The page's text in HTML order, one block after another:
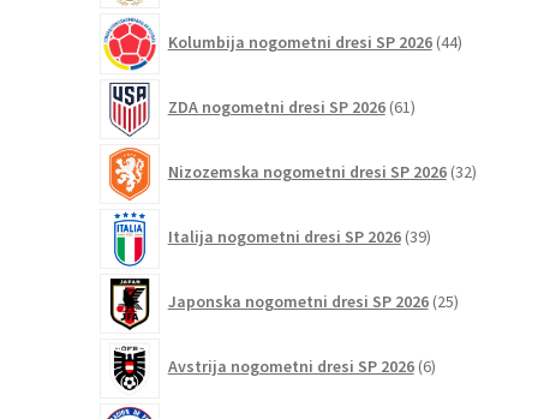
Kolumbija nogometni dresi SP 2026 44izdelkov
ZDA nogometni dresi SP 2026 61izdelkov
Nizozemska nogometni dresi SP 2026 32izdelkov
Italija nogometni dresi SP 2026 39izdelkov
Japonska nogometni dresi SP 2026 25izdelkov
Avstrija nogometni dresi SP 2026 6izdelkov